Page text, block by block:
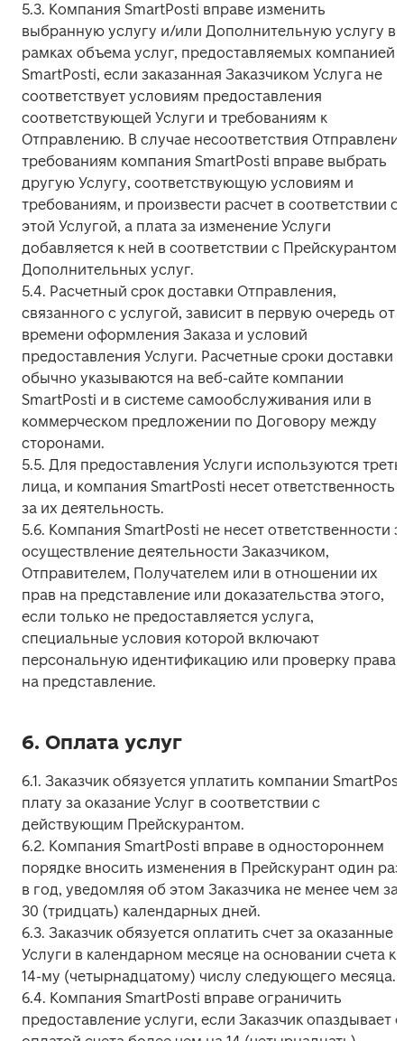
5.3. Компания SmartPosti вправе изменить
выбранную услугу и/или Дополнительную услугу в
рамках объема услуг, предоставляемых компанией
SmartPosti, если заказанная Заказчиком Услуга не
соответствует условиям предоставления
соответствующей Услуги и требованиям к
Отправлению. В случае несоответствия
требованиям компания SmartPosti вправе выбрать
другую Услугу, соответствующую условиям и
требованиям, и произвести расчет в соответствии с
этой Услугой, а плата за изменение Услуги
добавляется к ней в соответствии с Прейскурантом
Дополнительных услуг.
5.4. Расчетный срок доставки Отправления,
связанного с услугой, зависит в первую очередь от
времени оформления Заказа и условий
предоставления Услуги. Расчетные сроки доставки
обычно указываются на веб-сайте компании
SmartPosti и в системе самообслуживания или в
коммерческом предложении по Договору между
сторонами.
5.5. Для предоставления Услуги используются
лица, и компания SmartPosti несет ответственность
за их деятельность.
5.6. Компания SmartPosti не несет ответственности
осуществление деятельности Заказчиком,
Отправителем, Получателем или в отношении их
прав на представление или доказательства этого,
если только не предоставляется услуга,
специальные условия которой включают
персональную идентификацию или проверку права
на представление.
6. Оплата услуг
6.1. Заказчик обязуется уплатить компании
плату за оказание Услуг в соответствии с
действующим Прейскурантом.
6.2. Компания SmartPosti вправе в одностороннем
порядке вносить изменения в Прейскурант один раз
в год, уведомляя об этом Заказчика не менее чем за
30 (тридцать) календарных дней.
6.3. Заказчик обязуется оплатить счет за оказанные
Услуги в календарном месяце на основании счета к
14-му (четырнадцатому) числу следующего месяца.
6.4. Компания SmartPosti вправе ограничить
предоставление услуги, если Заказчик опаздывает с